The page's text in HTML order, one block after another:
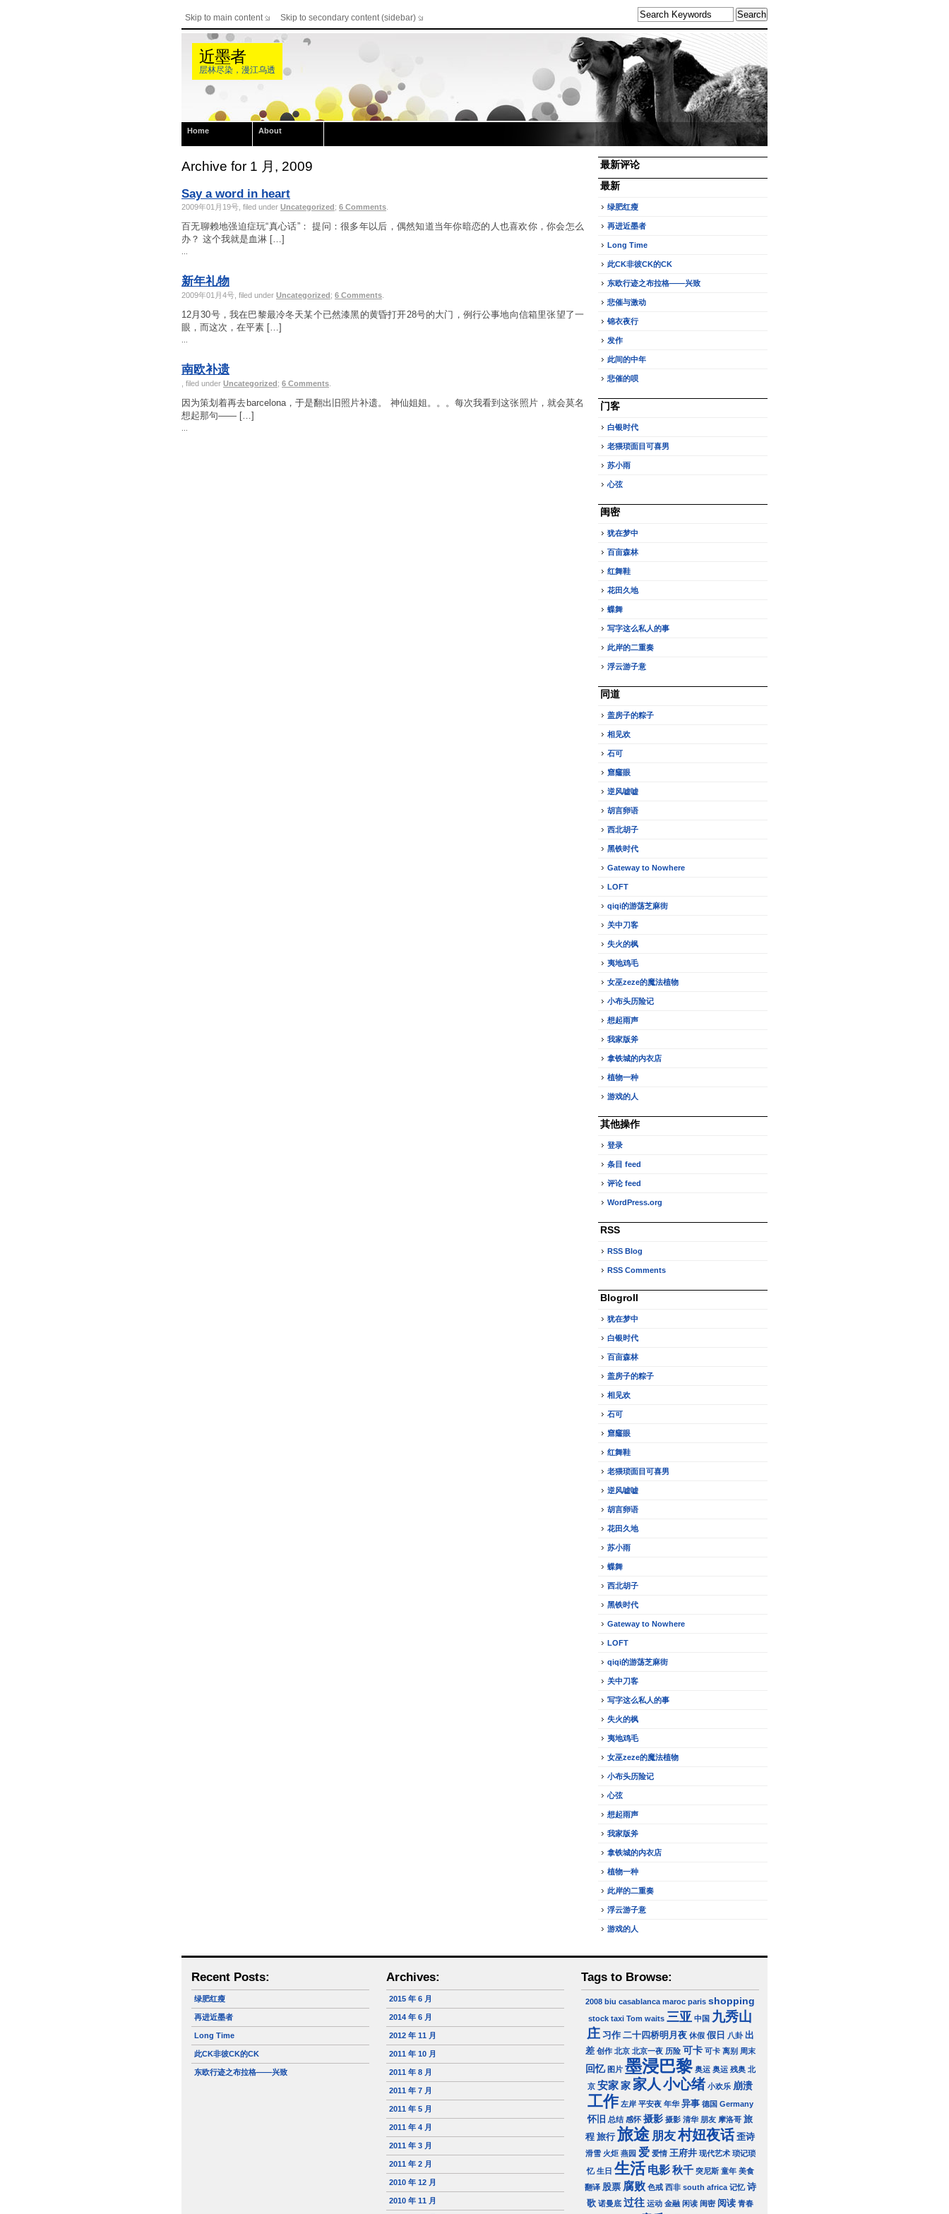
Skip to main content Skip to secondary content (sidebar)
近墨者
层林尽染，漫江乌透
Home About
Archive for 1 月, 2009
Say a word in heart
2009年01月19号, filed under Uncategorized; 6 Comments
百无聊赖地强迫症玩“真心话”： 提问：很多年以后，偶然知道当年你暗恋的人也喜欢你，你会怎么
办？ 这个我就是血淋 […]
新年礼物
2009年01月4号, filed under Uncategorized; 6 Comments
12月30号，我在巴黎最冷冬天某个已然漆黑的黄昏打开28号的大门，例行公事地向信箱里张望了一
眼，而这次，在平素 […]
南欧补遗
, filed under Uncategorized; 6 Comments
因为策划着再去barcelona，于是翻出旧照片补遗。 神仙姐姐。。。每次我看到这张照片，就会莫名
想起那句—— […]
最新评论
最新
绿肥红瘦
再进近墨者
Long Time
此CK非彼CK的CK
东欧行迹之布拉格——兴致
悲催与激动
锦衣夜行
发作
此间的中年
悲催的呗
门客
白银时代
老猥琐面目可喜男
苏小雨
心弦
闺密
犹在梦中
百亩森林
红舞鞋
花田久地
蝶舞
写字这么私人的事
此岸的二重奏
浮云游子意
同道
盖房子的粽子
相见欢
石可
窟窿眼
逆风嘘嘘
胡言卵语
西北胡子
黑铁时代
Gateway to Nowhere
LOFT
qiqi的游荡芝麻街
关中刀客
失火的枫
夷地鸡毛
女巫zeze的魔法植物
小布头历险记
想起雨声
我家版斧
拿铁城的内衣店
植物一种
游戏的人
其他操作
登录
条目 feed
评论 feed
WordPress.org
RSS
RSS Blog
RSS Comments
Blogroll
犹在梦中
白银时代
百亩森林
盖房子的粽子
相见欢
石可
窟窿眼
红舞鞋
老猥琐面目可喜男
逆风嘘嘘
胡言卵语
花田久地
苏小雨
蝶舞
西北胡子
黑铁时代
Gateway to Nowhere
LOFT
qiqi的游荡芝麻街
关中刀客
写字这么私人的事
失火的枫
夷地鸡毛
女巫zeze的魔法植物
小布头历险记
心弦
想起雨声
我家版斧
拿铁城的内衣店
植物一种
此岸的二重奏
浮云游子意
游戏的人
Recent Posts:
绿肥红瘦
再进近墨者
Long Time
此CK非彼CK的CK
东欧行迹之布拉格——兴致
Archives:
2015 年 6 月
2014 年 6 月
2012 年 11 月
2011 年 10 月
2011 年 8 月
2011 年 7 月
2011 年 5 月
2011 年 4 月
2011 年 3 月
2011 年 2 月
2010 年 12 月
2010 年 11 月
Tags to Browse:
2008 biu casablanca maroc paris shopping
stock taxi Tom waits 三亚 中国 九秀山
庄 习作 二十四桥明月夜 休假 假日 八卦 出
差 创作 北京 北京一夜 历险 可卡 可卡 离别 周末
回忆 图片 墨浸巴黎 奥运 奥运 残奥 北
京 安家家 家人 小心绪 小欢乐 崩溃
工作 左岸 平安夜 年华 异事 德国 Germany
怀旧 总结 感怀 摄影 摄影 清华 朋友 摩洛哥 旅
程 旅行 旅途 朋友村妞夜话 歪诗
滑雪 火炬 燕园 爱 爱情 王府井 现代艺术 琐记琐
忆 生日 生活 电影 秋千 突尼斯 童年 美食
翻译 股票 腐败 色戒 西非 south africa 记忆 诗
歌 诺曼底 过往 运动 金融 闲读 闺密 阅读 青春